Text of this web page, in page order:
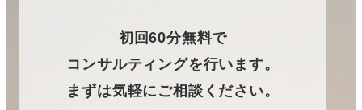
初回60分無料で
コンサルティングを行います。
まずは気軽にご相談ください。